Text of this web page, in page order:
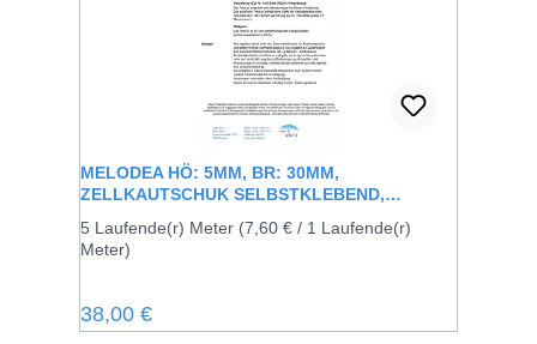
MELODEA HÖ: 5MM, BR: 30MM,
ZELLKAUTSCHUK SELBSTKLEBEND,
5 Laufende(r) Meter (7,60 € / 1 Laufende(r)
Meter)
Regulärer Preis:
38,00 €